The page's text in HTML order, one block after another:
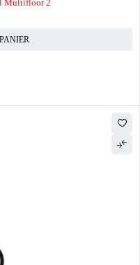
Multifloor 2